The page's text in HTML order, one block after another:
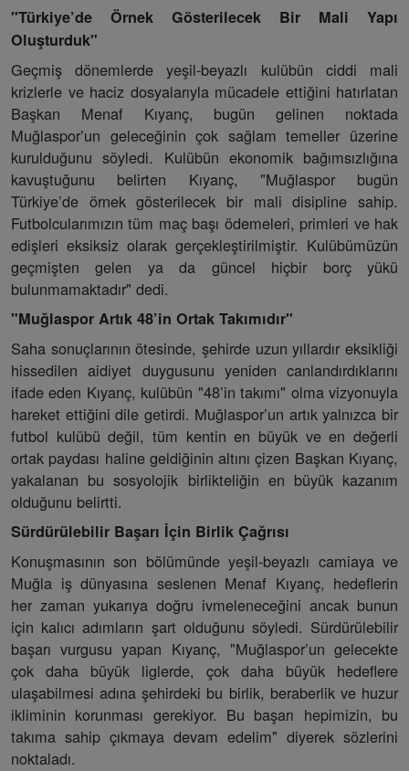
"Türkiye’de Örnek Gösterilecek Bir Mali Yapı
Oluşturduk"
Geçmiş dönemlerde yeşil-beyazlı kulübün ciddi mali
krizlerle ve haciz dosyalarıyla mücadele ettiğini hatırlatan
Başkan Menaf Kıyanç, bugün gelinen noktada
Muğlaspor’un geleceğinin çok sağlam temeller üzerine
kurulduğunu söyledi. Kulübün ekonomik bağımsızlığına
kavuştuğunu belirten Kıyanç, "Muğlaspor bugün
Türkiye’de örnek gösterilecek bir mali disipline sahip.
Futbolcularımızın tüm maç başı ödemeleri, primleri ve hak
edişleri eksiksiz olarak gerçekleştirilmiştir. Kulübümüzün
geçmişten gelen ya da güncel hiçbir borç yükü
bulunmamaktadır" dedi.
"Muğlaspor Artık 48’in Ortak Takımıdır"
Saha sonuçlarının ötesinde, şehirde uzun yıllardır eksikliği
hissedilen aidiyet duygusunu yeniden canlandırdıklarını
ifade eden Kıyanç, kulübün "48’in takımı" olma vizyonuyla
hareket ettiğini dile getirdi. Muğlaspor’un artık yalnızca bir
futbol kulübü değil, tüm kentin en büyük ve en değerli
ortak paydası haline geldiğinin altını çizen Başkan Kıyanç,
yakalanan bu sosyolojik birlikteliğin en büyük kazanım
olduğunu belirtti.
Sürdürülebilir Başarı İçin Birlik Çağrısı
Konuşmasının son bölümünde yeşil-beyazlı camiaya ve
Muğla iş dünyasına seslenen Menaf Kıyanç, hedeflerin
her zaman yukarıya doğru ivmeleneceğini ancak bunun
için kalıcı adımların şart olduğunu söyledi. Sürdürülebilir
başarı vurgusu yapan Kıyanç, "Muğlaspor’un gelecekte
çok daha büyük liglerde, çok daha büyük hedeflere
ulaşabilmesi adına şehirdeki bu birlik, beraberlik ve huzur
ikliminin korunması gerekiyor. Bu başarı hepimizin, bu
takıma sahip çıkmaya devam edelim" diyerek sözlerini
noktaladı.